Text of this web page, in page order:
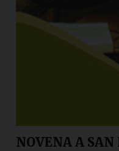
NOVENA A